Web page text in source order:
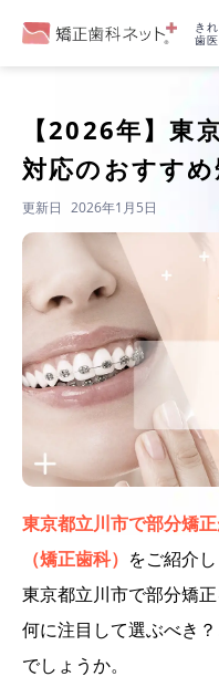
き
歯
【2026年】東
対応のおすす
更新日 2026年1月5日
東京都立川市で部分矯
（矯正歯科） をご紹介し
東京都立川市で部分矯
何に注目して選ぶべき
でしょうか。